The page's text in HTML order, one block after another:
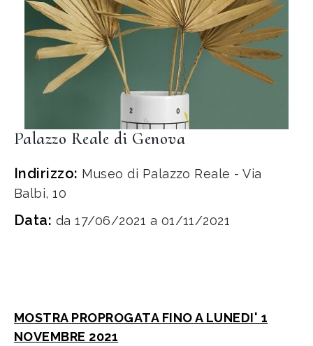
Palazzo Reale di Genova
Indirizzo: Museo di Palazzo Reale - Via
Balbi, 10
Data: da 17/06/2021 a 01/11/2021
MOSTRA PROPROGATA FINO A LUNEDI' 1
NOVEMBRE 2021